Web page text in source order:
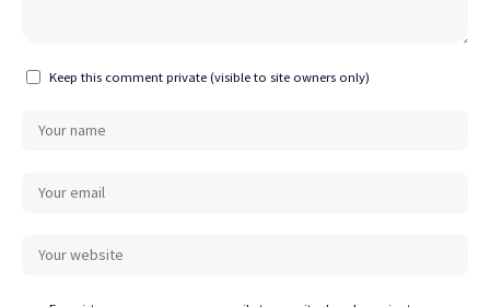
Keep this comment private (visible to site owners only)